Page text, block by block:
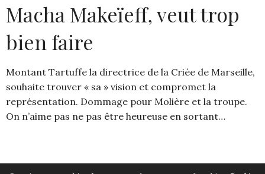
Macha Makeïeff, veut trop
bien faire
Montant Tartuffe la directrice de la Criée de Marseille,
souhaite trouver « sa » vision et compromet la
représentation. Dommage pour Molière et la troupe.
On n’aime pas ne pas être heureuse en sortant…